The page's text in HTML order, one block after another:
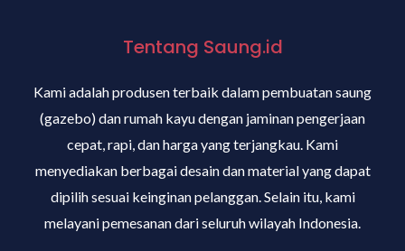
Tentang Saung.id
Kami adalah produsen terbaik dalam pembuatan saung
(gazebo) dan rumah kayu dengan jaminan pengerjaan
cepat, rapi, dan harga yang terjangkau. Kami
menyediakan berbagai desain dan material yang dapat
dipilih sesuai keinginan pelanggan. Selain itu, kami
melayani pemesanan dari seluruh wilayah Indonesia.